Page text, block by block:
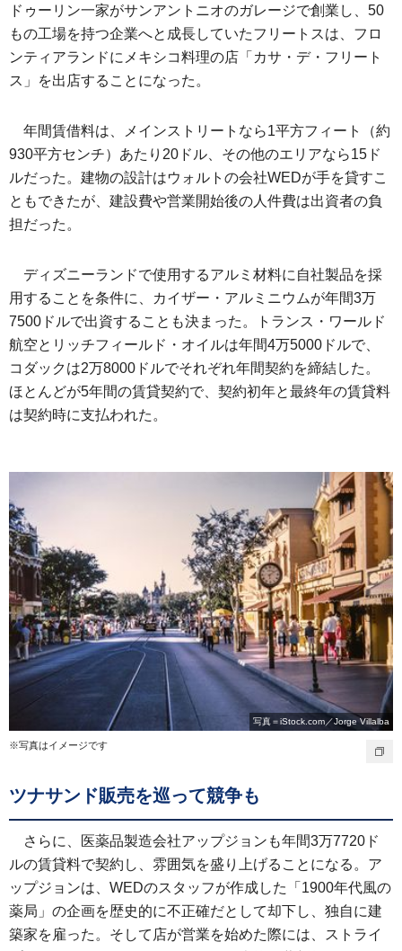
ドゥーリン一家がサンアントニオのガレージで創業し、50
もの工場を持つ企業へと成長していたフリートスは、フロ
ンティアランドにメキシコ料理の店「カサ・デ・フリート
ス」を出店することになった。
年間賃借料は、メインストリートなら1平方フィート（約
930平方センチ）あたり20ドル、その他のエリアなら15ド
ルだった。建物の設計はウォルトの会社WEDが手を貸すこ
ともできたが、建設費や営業開始後の人件費は出資者の負
担だった。
ディズニーランドで使用するアルミ材料に自社製品を採
用することを条件に、カイザー・アルミニウムが年間3万
7500ドルで出資することも決まった。トランス・ワールド
航空とリッチフィールド・オイルは年間4万5000ドルで、
コダックは2万8000ドルでそれぞれ年間契約を締結した。
ほとんどが5年間の賃貸契約で、契約初年と最終年の賃貸料
は契約時に支払われた。
写真＝iStock.com／Jorge Villalba
※写真はイメージです
ツナサンド販売を巡って競争も
さらに、医薬品製造会社アップジョンも年間3万7720ド
ルの賃貸料で契約し、雰囲気を盛り上げることになる。ア
ップジョンは、WEDのスタッフが作成した「1900年代風の
薬局」の企画を歴史的に不正確だとして却下し、独自に建
築家を雇った。そして店が営業を始めた際には、ストライ